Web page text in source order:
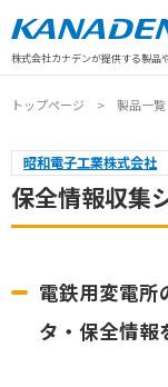
株式会社カナデンが提供する製品
注目キーワード#振動セ
トップページ 製品一覧
昭和電子工業株式会社
保全情報収集
電鉄用変電所
タ・保全情報